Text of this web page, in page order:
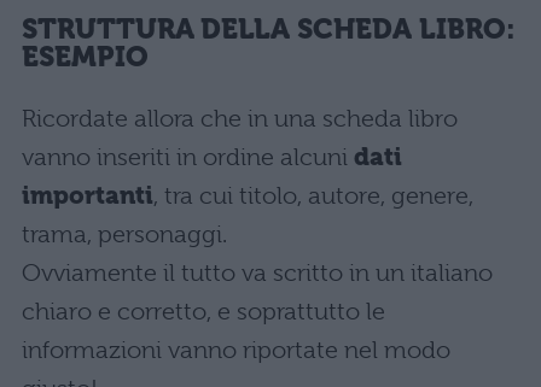
STRUTTURA DELLA SCHEDA LIBRO:
ESEMPIO
Ricordate allora che in una scheda libro
vanno inseriti in ordine alcuni dati
importanti, tra cui titolo, autore, genere,
trama, personaggi.
Ovviamente il tutto va scritto in un italiano
chiaro e corretto, e soprattutto le
informazioni vanno riportate nel modo